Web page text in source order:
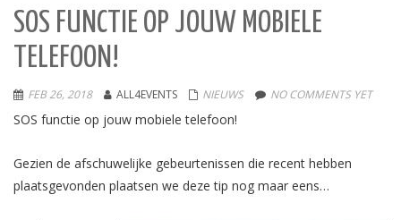
SOS FUNCTIE OP JOUW MOBIELE
TELEFOON!
FEB 26, 2018 ALL4EVENTS NIEUWS NO COMMENTS YET
SOS functie op jouw mobiele telefoon!
Gezien de afschuwelijke gebeurtenissen die recent hebben
plaatsgevonden plaatsen we deze tip nog maar eens…